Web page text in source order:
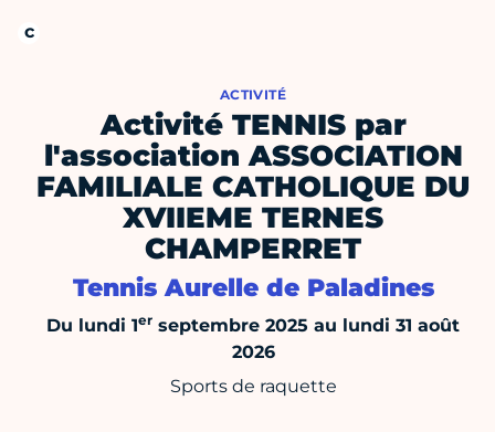
ACTIVITÉ
Activité TENNIS par
l'association ASSOCIATION
FAMILIALE CATHOLIQUE DU
XVIIEME TERNES
CHAMPERRET
Tennis Aurelle de Paladines
Du lundi 1er septembre 2025 au lundi 31 août
2026
Sports de raquette